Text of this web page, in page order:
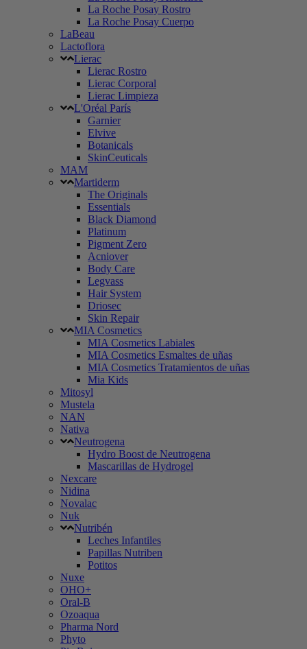
La Roche Posay Rostro
La Roche Posay Cuerpo
LaBeau
Lactoflora
Lierac
Lierac Rostro
Lierac Corporal
Lierac Limpieza
L'Oréal París
Garnier
Elvive
Botanicals
SkinCeuticals
MAM
Martiderm
The Originals
Essentials
Black Diamond
Platinum
Pigment Zero
Acniover
Body Care
Legvass
Hair System
Driosec
Skin Repair
MIA Cosmetics
MIA Cosmetics Labiales
MIA Cosmetics Esmaltes de uñas
MIA Cosmetics Tratamientos de uñas
Mia Kids
Mitosyl
Mustela
NAN
Nativa
Neutrogena
Hydro Boost de Neutrogena
Mascarillas de Hydrogel
Nexcare
Nidina
Novalac
Nuk
Nutribén
Leches Infantiles
Papillas Nutriben
Potitos
Nuxe
OHO+
Oral-B
Ozoaqua
Pharma Nord
Phyto